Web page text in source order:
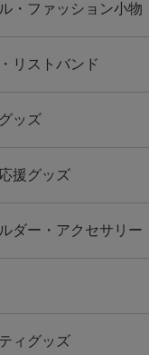
・ファッション小物
リストバンド
ッズ
援グッズ
ダー・アクセサリー
ィグッズ